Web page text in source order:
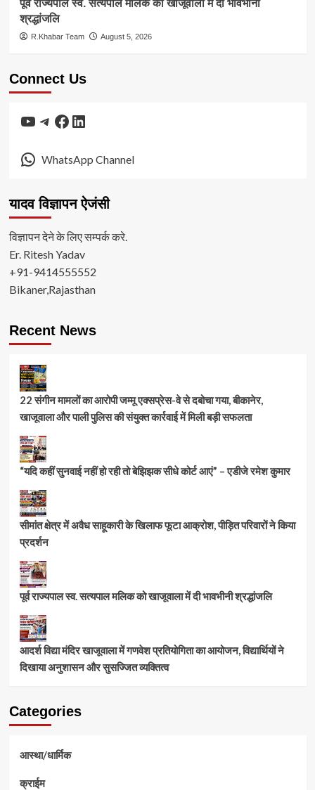
पूर्व राज्यपाल स्व. सत्यपाल मलिक को खाजूवाला में दी भावभीनी
श्रद्धांजलि
R.Khabar Team August 5, 2026
Connect Us
YouTube
Telegram
Facebook
LinkedIn
WhatsApp Channel
यादव विज्ञापन ऐजंसी
विज्ञापन देने के लिए सम्पर्क करे.
Er. Ritesh Yadav
+91-9414555552
Bikaner,Rajasthan
Recent News
22 संगीन मामलों का आरोपी जम्मू एक्सप्रेस-वे से दबोचा गया, बीकानेर,
खाजूवाला और पाली पुलिस की संयुक्त कार्रवाई में मिली बड़ी सफलता
“यदि कहीं सुनवाई नहीं हो रही तो बेझिझक सीधे कोर्ट आएं” – एडीजे रमेश कुमार
सीमांत क्षेत्र में अवैध साहूकारी के खिलाफ फूटा आक्रोश, पीड़ित परिवारों ने किया
प्रदर्शन
पूर्व राज्यपाल स्व. सत्यपाल मलिक को खाजूवाला में दी भावभीनी श्रद्धांजलि
आदर्श विद्या मंदिर खाजूवाला में गणवेश प्रतियोगिता का आयोजन, विद्यार्थियों ने
दिखाया अनुशासन और सुसज्जित व्यक्तित्व
Categories
आस्था/धार्मिक
क्राईम